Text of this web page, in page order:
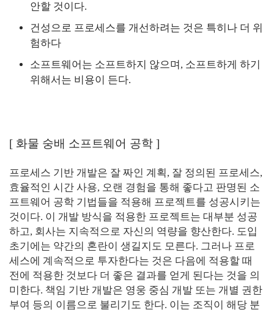
안할 것이다.
건성으로 프로세스를 개선하려는 것은 특히나 더 위
험하다
소프트웨어는 소프트하지 않으며, 소프트하게 하기
위해서는 비용이 든다.
[ 화물 숭배 소프트웨어 공학 ]
프로세스 기반 개발은 잘 짜인 계획, 잘 정의된 프로세스,
효율적인 시간 사용, 오랜 경험을 통해 좋다고 판명된 소
프트웨어 공학 기법들을 적용해 프로젝트를 성공시키는
것이다. 이 개발 방식을 적용한 프로젝트는 대부분 성공
하고, 회사는 지속적으로 자신의 역량을 향산한다. 도입
초기에는 약간의 혼란이 생길지도 모른다. 그러나 프로
세스에 계속적으로 투자한다는 것은 다음에 적용할 때
전에 적용한 것보다 더 좋은 결과를 얻게 된다는 것을 의
미한다. 책임 기반 개발은 영웅 중심 개발 또는 개별 권한
부여 등의 이름으로 불리기도 한다. 이는 조직이 해당 분